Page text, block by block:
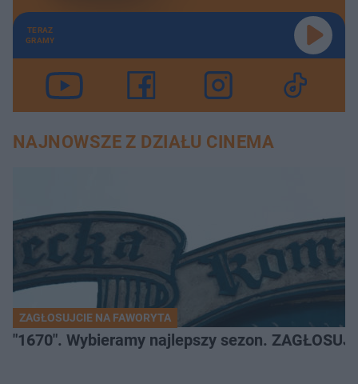
TERAZ
GRAMY
NAJNOWSZE Z DZIAŁU CINEMA
ZAGŁOSUJCIE NA FAWORYTA
"1670". Wybieramy najlepszy sezon. ZAGŁOSUJ